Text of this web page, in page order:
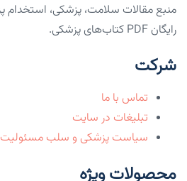
منبع مقالات سلامت، پزشکی، استخدام
رایگان PDF کتاب‌های پزشکی.
شرکت
تماس با ما
تبلیغات در سایت
سیاست پزشکی و سلب مسئولیت
محصولات ویژه